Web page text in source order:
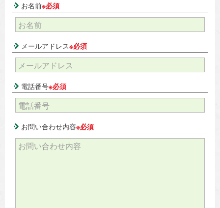
お名前※必須
メールアドレス※必須
電話番号※必須
お問い合わせ内容※必須